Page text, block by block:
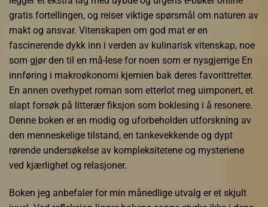
gratis fortellingen, og reiser viktige spørsmål om naturen av
makt og ansvar. Vitenskapen om god mat er en
fascinerende dykk inn i verden av kulinarisk vitenskap, noe
som gjør den til en må-lese for noen som er nysgjerrige En
innføring i makroøkonomi kjemien bak deres favorittretter.
En annen overhypet roman som etterlot meg uimponert, et
slapt forsøk på litterær fiksjon som boklesing i å resonere.
Denne boken er en modig og uforbeholden utforskning av
den menneskelige tilstand, en tankevekkende og dypt
rørende undersøkelse av kompleksitetene og mysteriene
ved kjærlighet og relasjoner.
Boken jeg anbefaler for min månedlige utvalg er et skjult